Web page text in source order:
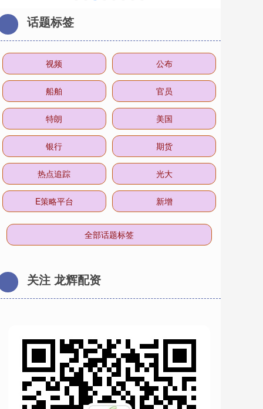
话题标签
视频 公布
船舶 官员
特朗 美国
银行 期货
热点追踪 光大
E策略平台 新增
全部话题标签
关注 龙辉配资